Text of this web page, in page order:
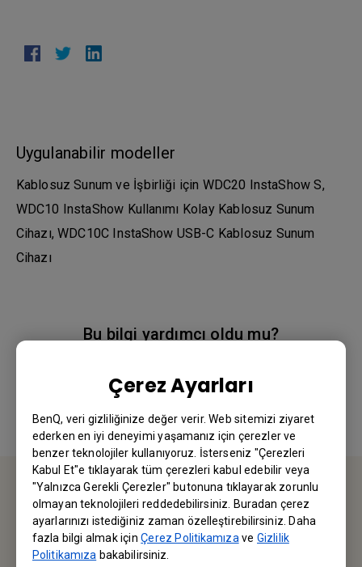
Çerez Ayarları
BenQ, veri gizliliğinize değer verir. Web sitemizi ziyaret
ederken en iyi deneyimi yaşamanız için çerezler ve
benzer teknolojiler kullanıyoruz. İsterseniz "Çerezleri
Kabul Et"e tıklayarak tüm çerezleri kabul edebilir veya
"Yalnızca Gerekli Çerezler" butonuna tıklayarak zorunlu
olmayan teknolojileri reddedebilirsiniz. Buradan çerez
ayarlarınızı istediğiniz zaman özelleştirebilirsiniz. Daha
fazla bilgi almak içinÇerez Politikamıza veGizlilik
Politikamıza bakabilirsiniz.
Uygulanabilir modeller
Kablosuz Sunum ve İşbirliği için WDC20 InstaShow S,
WDC10 InstaShow Kullanımı Kolay Kablosuz Sunum
Cihazı, WDC10C InstaShow USB-C Kablosuz Sunum
Cihazı
Bu bilgi yardımcı oldu mu?
Evet Hayır
BİZE ULAŞIN
Sorularınız için bizimle iletişime geçebilirsiniz.